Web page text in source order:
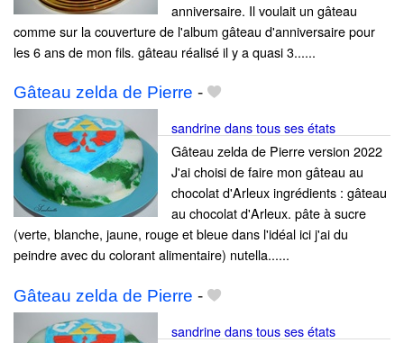
anniversaire. Il voulait un gâteau
comme sur la couverture de l'album gâteau d'anniversaire pour
les 6 ans de mon fils. gâteau réalisé il y a quasi 3......
Gâteau zelda de Pierre -
sandrine dans tous ses états
Gâteau zelda de Pierre version 2022
J'ai choisi de faire mon gâteau au
chocolat d'Arleux ingrédients : gâteau
au chocolat d'Arleux. pâte à sucre
(verte, blanche, jaune, rouge et bleue dans l'idéal ici j'ai du
peindre avec du colorant alimentaire) nutella......
Gâteau zelda de Pierre -
sandrine dans tous ses états